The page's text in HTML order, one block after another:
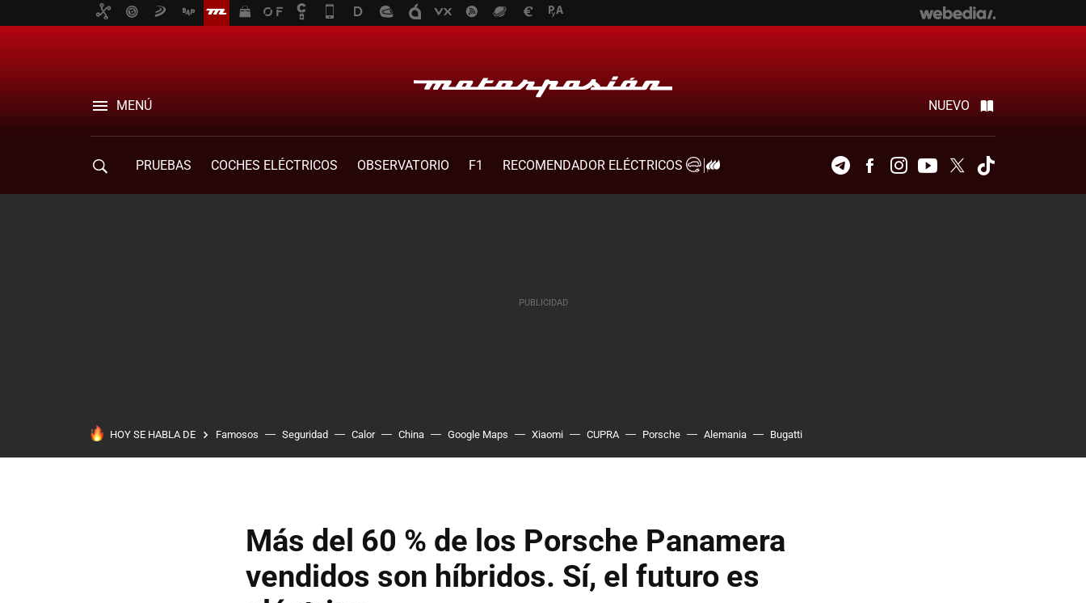
MENÚ NUEVO
PRUEBAS COCHES ELÉCTRICOS OBSERVATORIO F1
RECOMENDADOR ELÉCTRICOS
TelegramFacebookInstagramYoutubeTwitter
HOY SE HABLA DE Famosos Seguridad Calor China Google Maps Xiaomi CUPRA Porsche Alemania Bugatti
Más del 60 % de los Porsche Panamera
vendidos son híbridos. Sí, el futuro es